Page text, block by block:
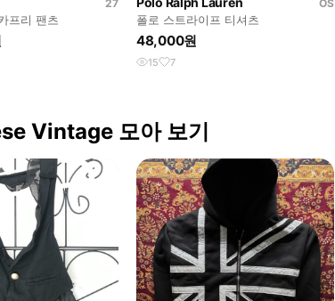
27
프리 팬츠
OS
폴로 스트라이프 티셔츠
48,000원
15 7
Vintage 모아 보기